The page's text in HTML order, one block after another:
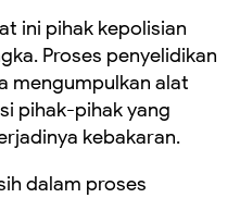
ini pihak kepolisian
Proses penyelidikan
mengumpulkan alat
pihak-pihak yang
kebakaran.
dalam proses